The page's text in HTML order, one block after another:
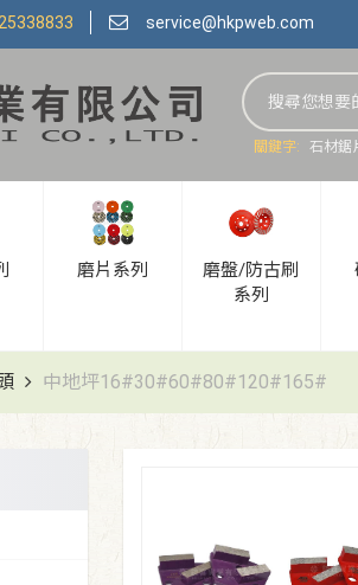
service@hkpweb.com
關鍵字: 石材鋸
磨片系列
磨盤/防古刷
系列
中地坪16#30#60#80#120#165#